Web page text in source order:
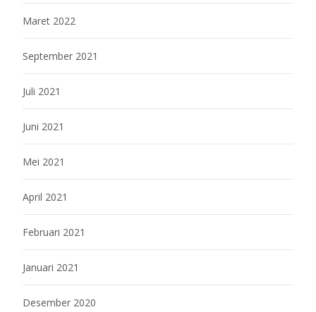
Maret 2022
September 2021
Juli 2021
Juni 2021
Mei 2021
April 2021
Februari 2021
Januari 2021
Desember 2020